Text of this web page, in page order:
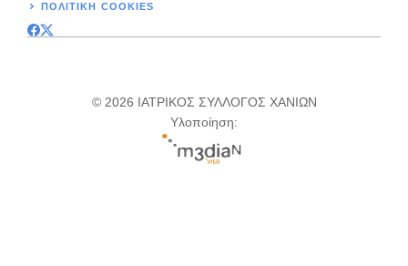
ΠΟΛΙΤΙΚΗ COOKIES
© 2026 ΙΑΤΡΙΚΟΣ ΣΥΛΛΟΓΟΣ ΧΑΝΙΩΝ
Υλοποίηση: